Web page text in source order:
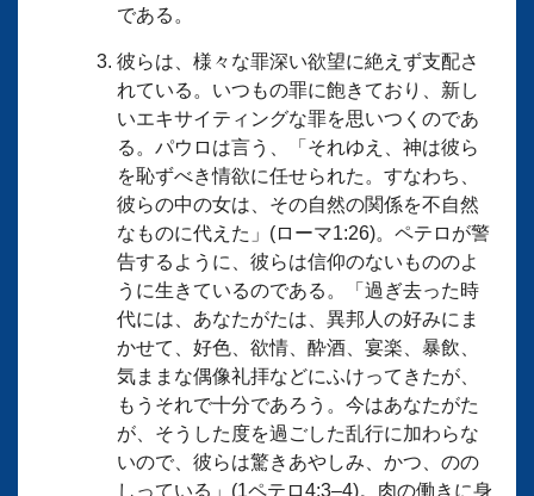
である。
彼らは、様々な罪深い欲望に絶えず支配さ
れている。いつもの罪に飽きており、新し
いエキサイティングな罪を思いつくのであ
る。パウロは言う、「それゆえ、神は彼ら
を恥ずべき情欲に任せられた。すなわち、
彼らの中の女は、その自然の関係を不自然
なものに代えた」(ローマ1:26)。ペテロが警
告するように、彼らは信仰のないもののよ
うに生きているのである。「過ぎ去った時
代には、あなたがたは、異邦人の好みにま
かせて、好色、欲情、酔酒、宴楽、暴飲、
気ままな偶像礼拝などにふけってきたが、
もうそれで十分であろう。今はあなたがた
が、そうした度を過ごした乱行に加わらな
いので、彼らは驚きあやしみ、かつ、のの
しっている」(1ペテロ4:3–4)。肉の働きに身